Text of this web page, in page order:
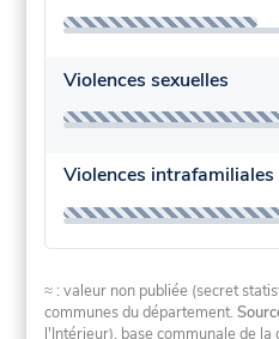
Violences sexuelles
Violences intrafamiliales
≈ : valeur non publiée (secret
communes du département.
l'Intérieur), base communale de